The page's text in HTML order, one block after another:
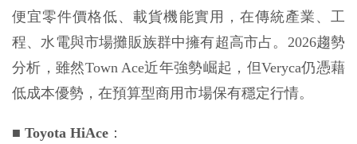
便宜零件價格低、載貨機能實用，在傳統產業、工
程、水電與市場攤販族群中擁有超高市占。2026趨勢
分析，雖然Town Ace近年強勢崛起，但Veryca仍憑藉
低成本優勢，在預算型商用市場保有穩定行情。
■ Toyota HiAce ：